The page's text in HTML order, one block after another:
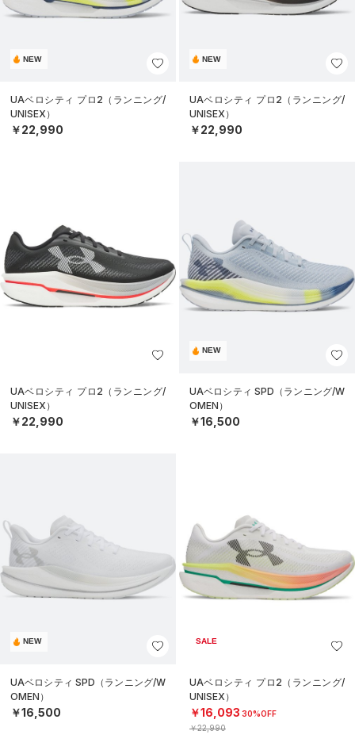
NEW
UAベロシティ プロ2（ランニング/
UNISEX）
￥22,990
NEW
UAベロシティ プロ2（ランニング/
UNISEX）
￥22,990
UAベロシティ プロ2（ランニング/
UNISEX）
￥22,990
NEW
UAベロシティ SPD（ランニング/W
OMEN）
￥16,500
NEW
UAベロシティ SPD（ランニング/W
OMEN）
￥16,500
SALE
UAベロシティ プロ2（ランニング/
UNISEX）
￥16,093 30%OFF
￥22,990